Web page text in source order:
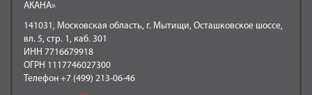
АКАНА»
141031, Московская область, г. Мытищи, Осташковское шоссе,
вл. 5, стр. 1, каб. 301
ИНН 7716679918
ОГРН 1117746027300
Телефон +7 (499) 213-06-46